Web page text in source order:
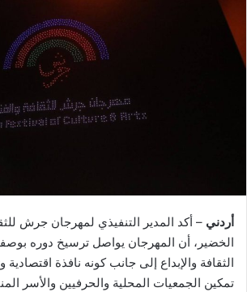
أردني – أكد المدير التنفيذي لمهرجان جرش
الخضير، أن المهرجان يواصل ترسيخ دوره
الثقافة والإبداع إلى جانب كونه نافذة
تمكين الجمعيات المحلية والحرفيين والأسر